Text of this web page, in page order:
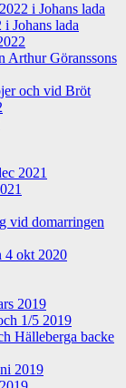
i Johans lada
i Johans lada
Arthur Göranssons
och vid Bröt
2021
vid domarringen
4 okt 2020
2019
1/5 2019
Hälleberga backe
2019